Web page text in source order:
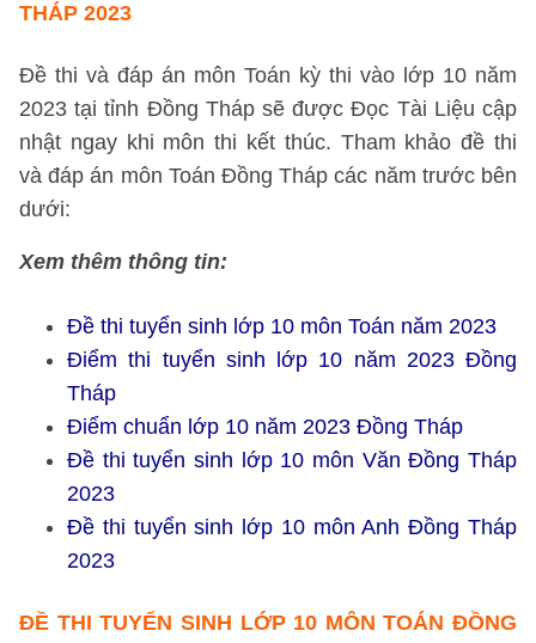
THÁP 2023
Đề thi và đáp án môn Toán kỳ thi vào lớp 10 năm
2023 tại tỉnh Đồng Tháp sẽ được Đọc Tài Liệu cập
nhật ngay khi môn thi kết thúc. Tham khảo đề thi
và đáp án môn Toán Đồng Tháp các năm trước bên
dưới:
Xem thêm thông tin:
Đề thi tuyển sinh lớp 10 môn Toán năm 2023
Điểm thi tuyển sinh lớp 10 năm 2023 Đồng
Tháp
Điểm chuẩn lớp 10 năm 2023 Đồng Tháp
Đề thi tuyển sinh lớp 10 môn Văn Đồng Tháp
2023
Đề thi tuyển sinh lớp 10 môn Anh Đồng Tháp
2023
ĐỀ THI TUYỂN SINH LỚP 10 MÔN TOÁN ĐỒNG